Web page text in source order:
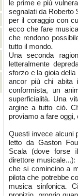
le prime e più
segnalati da Roberto
per il coraggio con
ecco che fare
che rendono
tutto il mondo.
Una seconda
letteralmente
sforzo e la gioia
ancor più chi abita
conformista, un
superficialità. Una
argine a tutto ciò.
proviamo a fare
Questi invece alcuni
letto da Gaston
Scala (dove forse
direttore
che si comincino a
pilota che potrebbe
musica sinfonica.